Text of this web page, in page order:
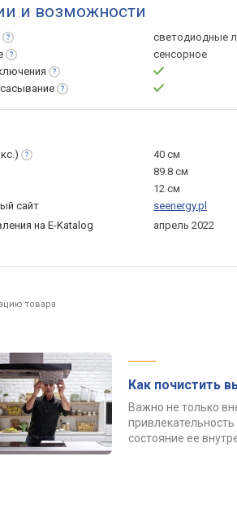
и возможности
светодиодные
сенсорное
40 см
89.8 см
12 см
сайт
seenergy.pl
на E-Katalog
апрель 2022
товара
Как почистить
Важно не только
состояние ее